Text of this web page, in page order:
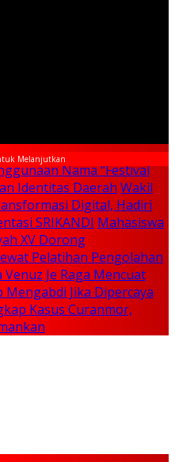
Melanjutkan
Nama “Festival
Identitas Daerah Wakil
Digital, Hadiri
SRIKANDI Mahasiswa
XV Dorong
Pelatihan Pengolahan
Venuz Je Raga Mencuat
Mengabdi Jika Dipercaya
Kasus Curanmor,